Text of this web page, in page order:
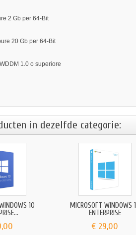
2 Gb per 64-Bit
20 Gb per 64-Bit
1.0 o superiore
in dezelfde categorie:
10
MICROSOFT WINDOWS
ENTERPRISE
€ 29,00